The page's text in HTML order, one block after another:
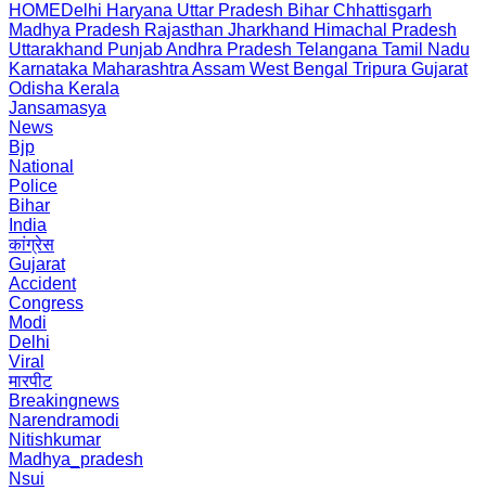
HOMEDelhi Haryana Uttar Pradesh Bihar Chhattisgarh
Madhya Pradesh Rajasthan Jharkhand Himachal Pradesh
Uttarakhand PunjabAndhra Pradesh Telangana Tamil Nadu
Karnataka Maharashtra Assam West Bengal Tripura Gujarat
Odisha Kerala
Jansamasya
News
Bjp
National
Police
Bihar
India
कांग्रेस
Gujarat
Accident
Congress
Modi
Delhi
Viral
मारपीट
Breakingnews
Narendramodi
Nitishkumar
Madhya_pradesh
Nsui